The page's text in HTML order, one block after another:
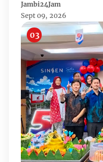
Tutup Usia
Jambi24Jam
Sept 09, 2026